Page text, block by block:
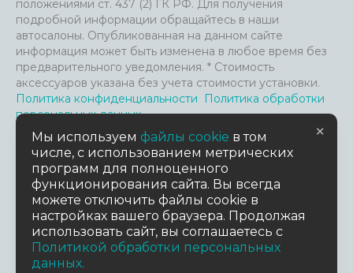
положениями ст. 437 (2) ГК РФ. Для получения
подробной информации обращайтесь в наши
автосалоны. Опубликованная на данном сайте
информация может быть изменена в любое время без
предварительного уведомления. * Стоимость
аксессуаров указана без учета стоимости установки.
Политика конфиденциальности
Политика обработки
персональных данных
Файлы Cookie и анализ посещения сайта
Пользовательское соглашение
Согласие на обработку персональных данных Согласие
на предоставление данных третьим лицам
Работает на технологияхTradeDealer.ru
Дизайн сайта
Мы используем файлы cookie в том
числе, с использованием метрических
программ для полноценного
функционирования сайта. Вы всегда
можете отключить файлы cookie в
настройках вашего браузера. Продолжая
использовать сайт, вы соглашаетесь с
Политикой обработки персональных
данных.
×